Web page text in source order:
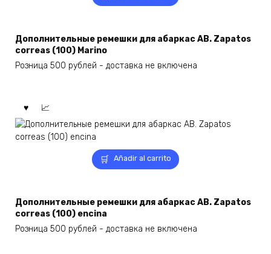
Дополнительные ремешки для абаркас AB. Zapatos
correas (100) Marino
Розница 500 рублей - доставка не включена
Añadir al carrito
Дополнительные ремешки для абаркас AB. Zapatos
correas (100) encina
Розница 500 рублей - доставка не включена